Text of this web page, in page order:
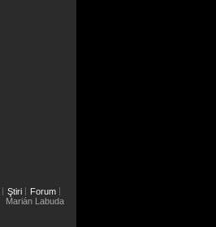
Ştiri
Forum
Marián Labuda